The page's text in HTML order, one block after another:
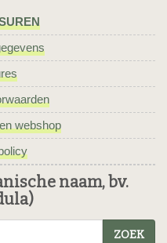
webshop
naam, bv.
ZOEK